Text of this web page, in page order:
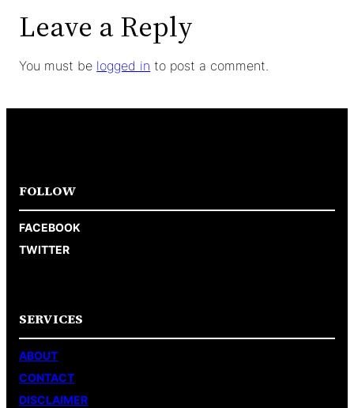
Leave a Reply
You must be logged in to post a comment.
FOLLOW
FACEBOOK
TWITTER
SERVICES
ABOUT
CONTACT
DISCLAIMER